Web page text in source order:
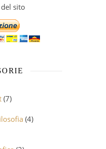
sito
(7)
(4)